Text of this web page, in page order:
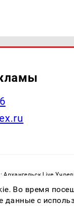
Live
в сфере
Во время
данные с